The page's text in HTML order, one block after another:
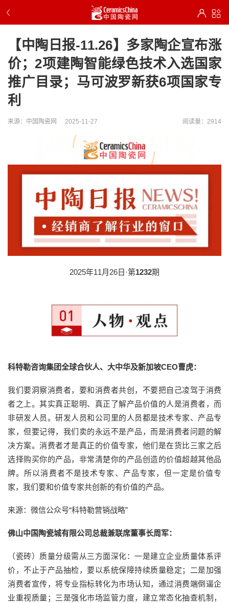
【中陶日报-11.26】多家陶企宣布涨
价；2项建陶智能绿色技术入选国家
推广目录；马可波罗新获6项国家专
利
来源：中国陶瓷网 2025-11-27 阅读量：2914
2025年11月26日·第1232期
科特勒咨询集团全球合伙人、大中华及新加坡CEO曹虎：
我们要洞察消费者，要和消费者共创，不要把自己凌驾于消费
者之上。其实真正聪明、真正了解产品价值的人是消费者，而
非研发人员。研发人员和公司里的人员都是技术专家、产品专
家，但要记得，我们卖的永远不是产品，而是消费者问题的解
决方案。消费者才是真正的价值专家，他们是在货比三家之后
选择购买你的产品，非常清楚你的产品创造的价值超越其他品
牌。所以消费者不是技术专家、产品专家，但一定是价值专
家，我们要和价值专家共创新的有价值的产品。
来源：微信公众号“科特勒营销战略”
佛山中国陶瓷城有限公司总裁兼联席董事长周军：
（瓷砖）质量分级需从三方面深化：一是建立企业质量体系评
价，不止于产品抽检，要以系统保障持续质量稳定；二是加强
消费者宣传，将专业指标转化为市场认知，通过消费端倒逼企
业重视质量；三是强化市场监管力度，建立常态化抽查机制，